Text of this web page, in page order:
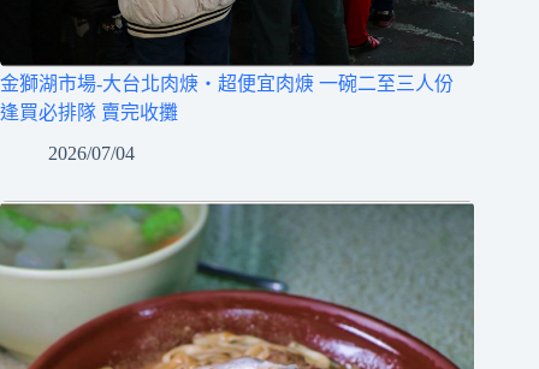
金獅湖市場-大台北肉焿‧超便宜肉焿 一碗二至三人份
逢買必排隊 賣完收攤
2026/07/04